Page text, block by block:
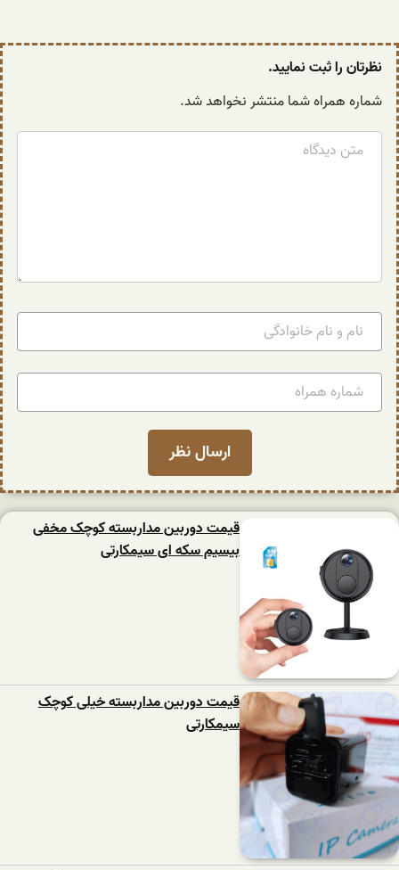
نظرتان را ثبت نمایید.
شماره همراه شما منتشر نخواهد شد.
قیمت دوربین مداربسته کوچک مخفی
بیسیم سکه ای سیمکارتی
قیمت دوربین مداربسته خیلی کوچک
سیمکارتی